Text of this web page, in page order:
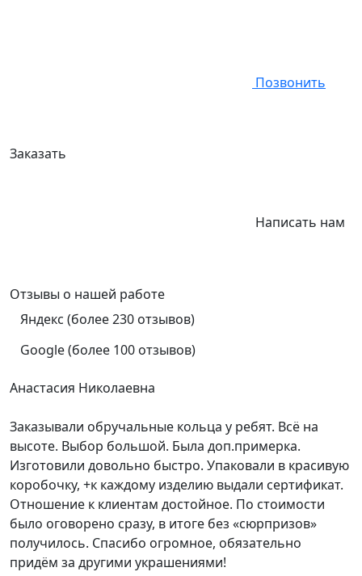
Позвонить
Заказать
Написать нам
Отзывы о нашей работе
Яндекс (более 230 отзывов)
Google (более 100 отзывов)
Анастасия Николаевна
Заказывали обручальные кольца у ребят. Всё на
высоте. Выбор большой. Была доп.примерка.
Изготовили довольно быстро. Упаковали в красивую
коробочку, +к каждому изделию выдали сертификат.
Отношение к клиентам достойное. По стоимости
было оговорено сразу, в итоге без «сюрпризов»
получилось. Спасибо огромное, обязательно
придём за другими украшениями!